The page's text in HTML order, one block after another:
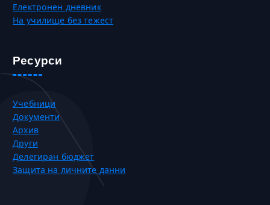
Електронен дневник
На училище без тежест
Ресурси
Учебници
Документи
Архив
Други
Делегиран бюджет
Защита на личните данни